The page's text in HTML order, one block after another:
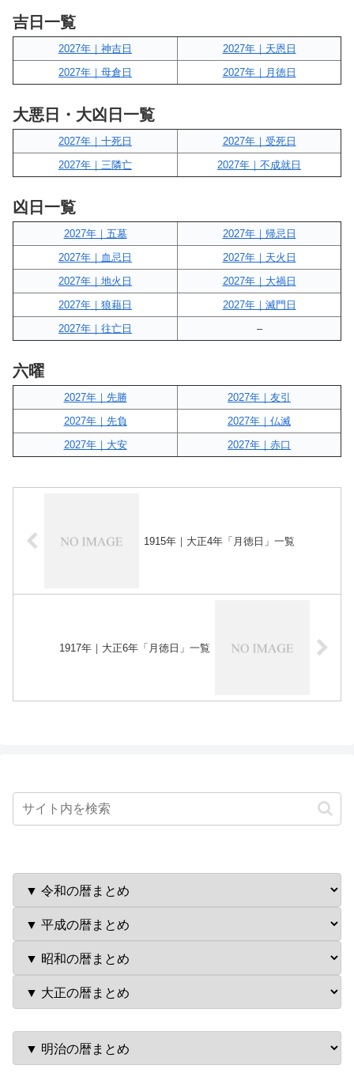
吉日一覧
2027年｜神吉日
2027年｜天恩日
2027年｜母倉日
2027年｜月徳日
大悪日・大凶日一覧
2027年｜十死日
2027年｜受死日
2027年｜三隣亡
2027年｜不成就日
凶日一覧
2027年｜五墓
2027年｜帰忌日
2027年｜血忌日
2027年｜天火日
2027年｜地火日
2027年｜大禍日
2027年｜狼藉日
2027年｜滅門日
2027年｜往亡日
–
六曜
2027年｜先勝
2027年｜友引
2027年｜先負
2027年｜仏滅
2027年｜大安
2027年｜赤口
1915年｜大正4年「月徳日」一覧
1917年｜大正6年「月徳日」一覧